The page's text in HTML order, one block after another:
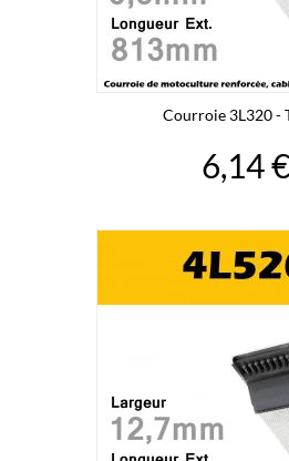
Courroie 3L320 -
6,14 €